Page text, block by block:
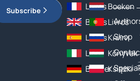
Subscribe
Livres
Books
Libros
Libri
Bücher
Boeken
Livros
Книги
Könyvek
Książki
Shop
Special